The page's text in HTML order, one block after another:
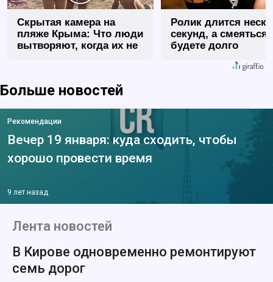
Скрытая камера на
пляже Крыма: Что люди
вытворяют, когда их не
Ролик длится
секунд, а смеяться
будете долго
Больше новостей
Рекомендации
Вечер 19 января: куда сходить, чтобы
хорошо провести время
9 лет назад
Лента новостей
В Кирове одновременно ремонтируют
семь дорог